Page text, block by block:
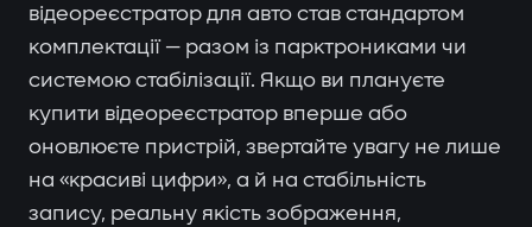
відеореєстратор для авто став стандартом
комплектації — разом із парктрониками чи
системою стабілізації. Якщо ви плануєте
купити відеореєстратор вперше або
оновлюєте пристрій, звертайте увагу не лише
на «красиві цифри», а й на стабільність
запису, реальну якість зображення,